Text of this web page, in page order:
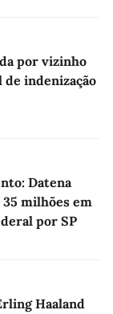
por vizinho
de indenização
Datena
milhões em
por SP
Haaland